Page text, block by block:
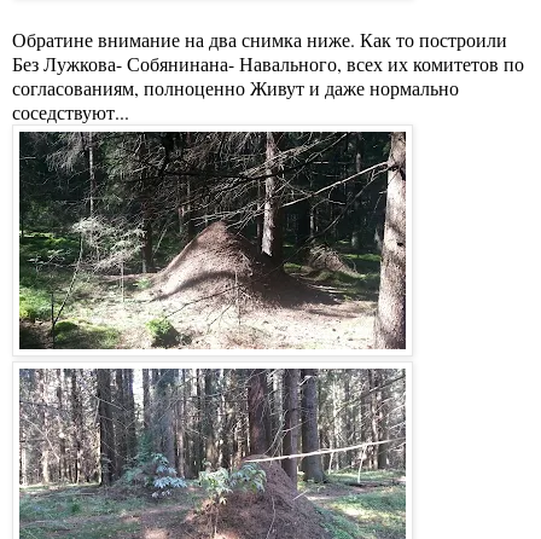
Обратине внимание на два снимка ниже. Как то построили
Без Лужкова- Собянинана- Навального, всех их комитетов по
согласованиям, полноценно Живут и даже нормально
соседствуют...